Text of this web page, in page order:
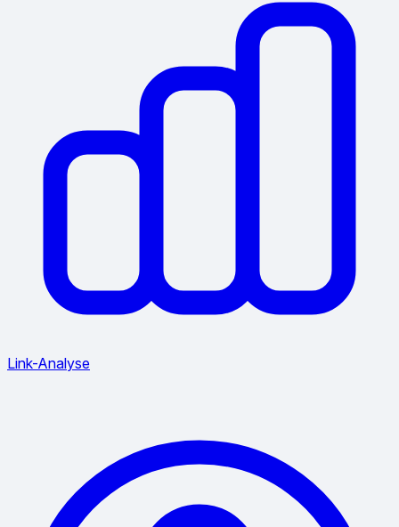
Link-Analyse